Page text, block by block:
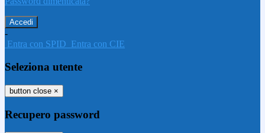
-
Entra con SPID Entra con CIE
Seleziona utente
button close ×
Recupero password